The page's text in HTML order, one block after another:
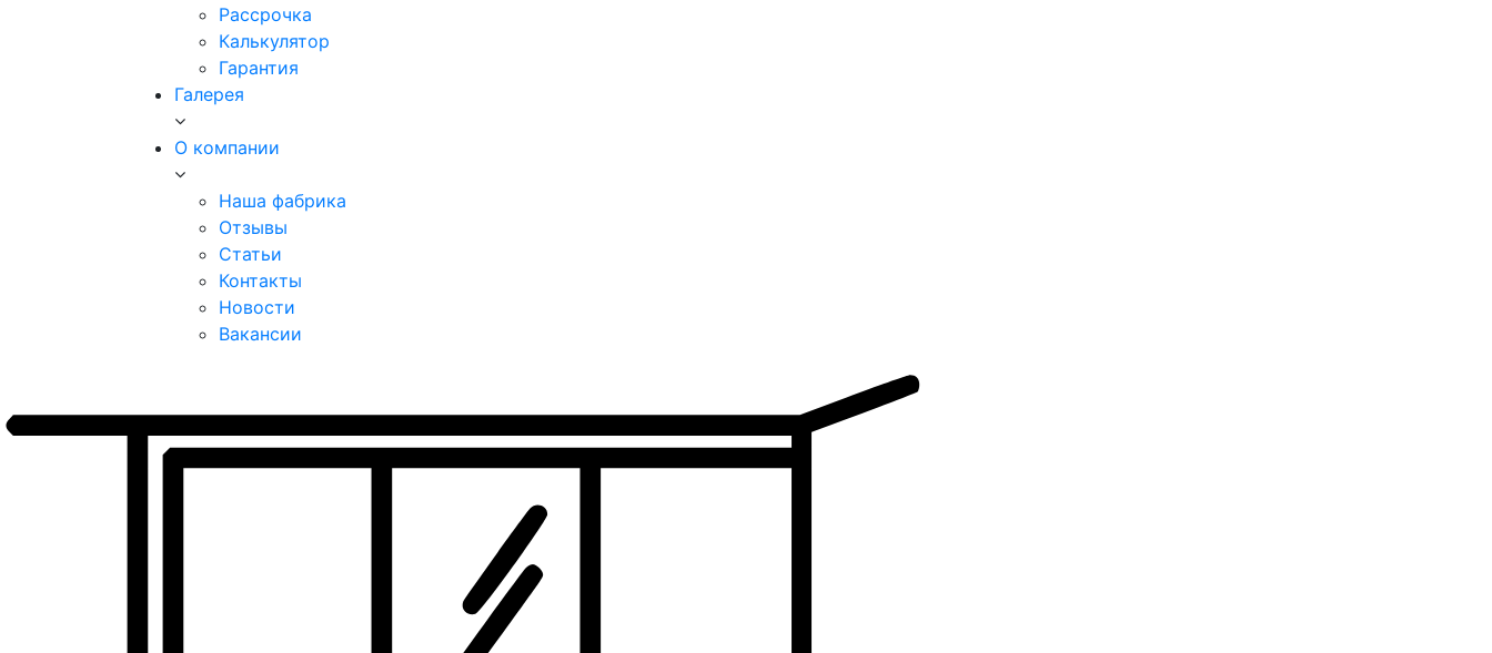
Рассрочка
Калькулятор
Гарантия
Галерея
О компании
Наша фабрика
Отзывы
Статьи
Контакты
Новости
Вакансии